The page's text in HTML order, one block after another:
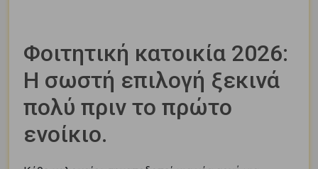
Φοιτητική κατοικία 2026:
Η σωστή επιλογή ξεκινά
πολύ πριν το πρώτο
ενοίκιο.